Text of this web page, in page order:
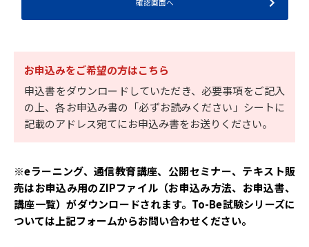
お申込みをご希望の方はこちら
申込書をダウンロードしていただき、必要事項をご記入
の上、各お申込み書の「必ずお読みください」シートに
記載のアドレス宛てにお申込み書をお送りください。
※eラーニング、通信教育講座、公開セミナー、テキスト販
売はお申込み用のZIPファイル（お申込み方法、お申込書、
講座一覧）がダウンロードされます。To-Be試験シリーズに
ついては上記フォームからお問い合わせください。